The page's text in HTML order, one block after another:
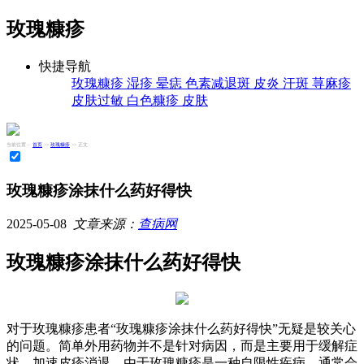
玫瑰糠疹
快捷导航
玫瑰糠疹 湿疹 晕痣 色素减退斑 皮炎 汗斑 荨麻疹
皮肤过敏 白色糠疹 皮肤
当前位置： 首页 >> 玫瑰糠疹 >> 正文
玫瑰糠疹涂抹什么药好得快
2025-05-08 文章来源： 查病网
玫瑰糠疹涂抹什么药好得快
对于玫瑰糠疹患者“玫瑰糠疹涂抹什么药好得快”无疑是较关心
的问题。简单外用药物并不是针对病因，而是主要用于缓解症